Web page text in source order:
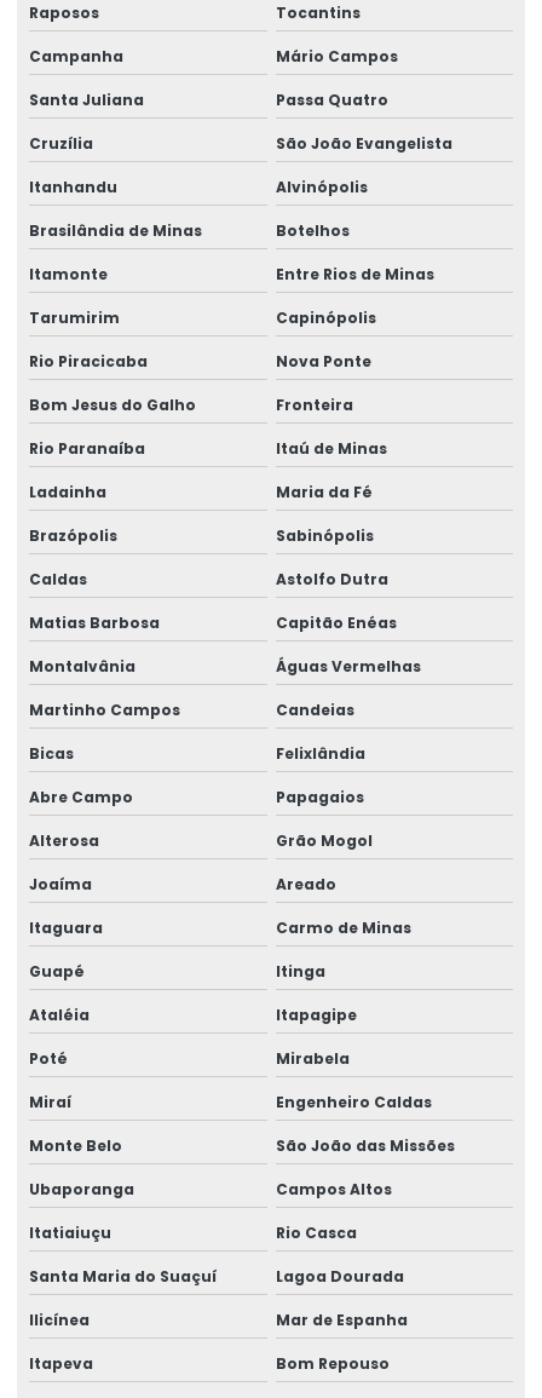
Raposos Tocantins
Campanha Mário Campos
Santa Juliana Passa Quatro
Cruzília São João Evangelista
Itanhandu Alvinópolis
Brasilândia de Minas Botelhos
Itamonte Entre Rios de Minas
Tarumirim Capinópolis
Rio Piracicaba Nova Ponte
Bom Jesus do Galho Fronteira
Rio Paranaíba Itaú de Minas
Ladainha Maria da Fé
Brazópolis Sabinópolis
Caldas Astolfo Dutra
Matias Barbosa Capitão Enéas
Montalvânia Águas Vermelhas
Martinho Campos Candeias
Bicas Felixlândia
Abre Campo Papagaios
Alterosa Grão Mogol
Joaíma Areado
Itaguara Carmo de Minas
Guapé Itinga
Ataléia Itapagipe
Poté Mirabela
Miraí Engenheiro Caldas
Monte Belo São João das Missões
Ubaporanga Campos Altos
Itatiaiuçu Rio Casca
Santa Maria do Suaçuí Lagoa Dourada
Ilicínea Mar de Espanha
Itapeva Bom Repouso